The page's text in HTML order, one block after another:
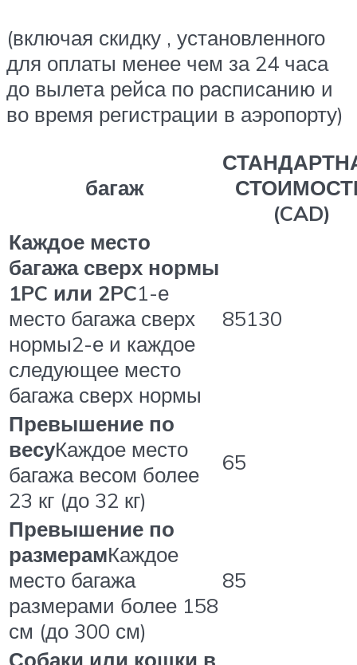
(включая скидку , установленного
для оплаты менее чем за 24 часа
до вылета рейса по расписанию и
во время регистрации в аэропорту)
багаж
(CAD)
Каждое место
багажа сверх нормы
1PC или 2PC1-е
место багажа сверх
нормы2-е и каждое
следующее место
багажа сверх нормы
85130
Превышение по
весуКаждое место
багажа весом более
23 кг (до 32 кг)
65
Превышение по
размерамКаждое
место багажа
размерами более 158
см (до 300 см)
85
Собаки или кошки в